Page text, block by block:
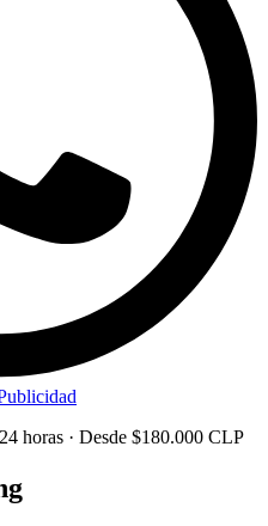
horas · Desde $180.000 CLP